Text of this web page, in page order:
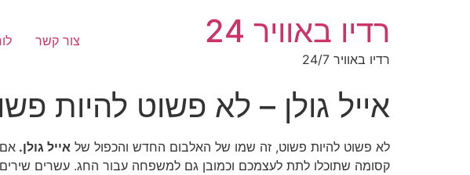
רדיו באוויר 24
רדיו באוויר 24/7
צור קשר
אייל גולן – לא פשוט להיות
לא פשוט להיות פשוט, זה שמו של האלבום החדש והכפול של אייל גולן.
קסומה שתוכלו לתת לעצמכם וכמובן גם למשפחה עבור החג. עשרים